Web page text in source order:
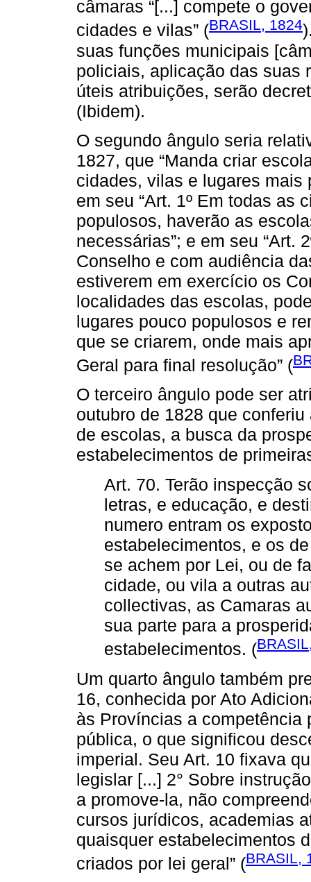
câmaras “[...] compete o
cidades e vilas” (BRASIL, 1824
suas funções municipais
policiais, aplicação das suas
úteis atribuições, serão
(Ibidem).
O segundo ângulo seria
1827, que “Manda criar
cidades, vilas e lugares mais
em seu “Art. 1º Em todas as
populosos, haverão as
necessárias”; e em seu “Art.
Conselho e com audiência
estiverem em exercício os
localidades das escolas,
lugares pouco populosos e
que se criarem, onde mais
Geral para final resolução” (
O terceiro ângulo pode ser
outubro de 1828 que
de escolas, a busca da
estabelecimentos de
Art. 70. Terão inspecção
letras, e educação, e
numero entram os
estabelecimentos, e os
se achem por Lei, ou de
cidade, ou vila a outras
collectivas, as Camaras
sua parte para a
estabelecimentos. (
Um quarto ângulo também
16, conhecida por Ato
às Províncias a competência
pública, o que significou
imperial. Seu Art. 10 fixava
legislar [...] 2° Sobre
a promove-la, não
cursos jurídicos, academias
quaisquer estabelecimentos
criados por lei geral” (BRASIL,